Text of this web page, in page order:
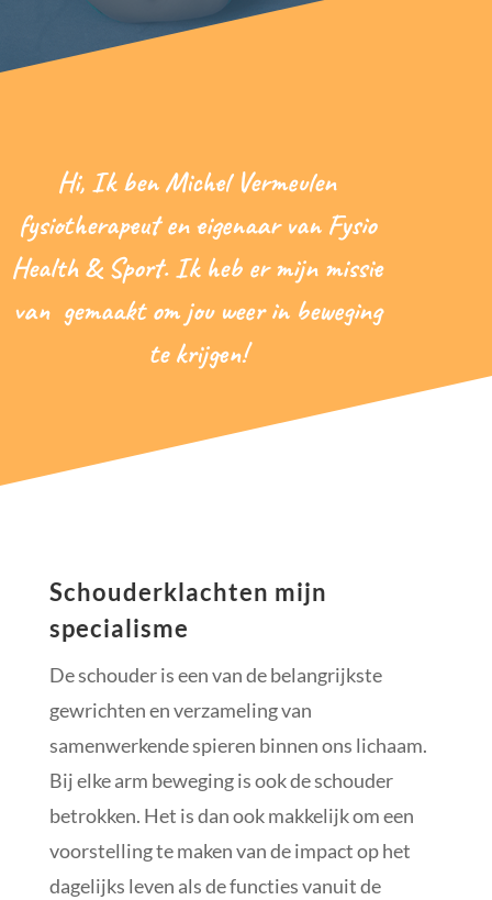
Hi, Ik ben Michel Vermeulen
fysiotherapeut en eigenaar van Fysio
Health & Sport. Ik heb er mijn missie
van gemaakt om jou weer in beweging
te krijgen!
Schouderklachten mijn
specialisme
De schouder is een van de belangrijkste
gewrichten en verzameling van
samenwerkende spieren binnen ons lichaam.
Bij elke arm beweging is ook de schouder
betrokken. Het is dan ook makkelijk om een
voorstelling te maken van de impact op het
dagelijks leven als de functies vanuit de